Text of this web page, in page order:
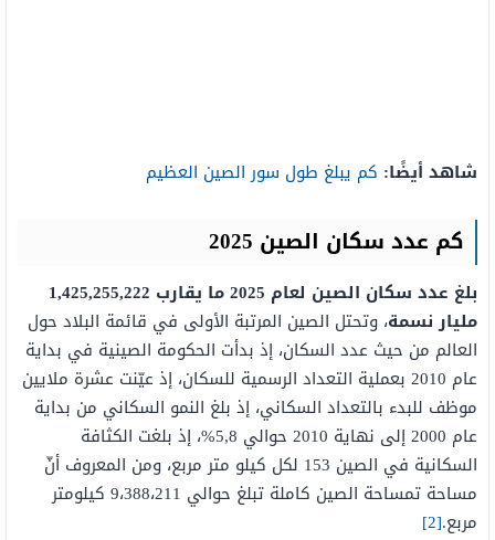
شاهد أيضًا: كم يبلغ طول سور الصين العظيم
كم عدد سكان الصين 2025
بلغ عدد سكان الصين لعام 2025 ما يقارب 1,425,255,222
مليار نسمة، وتحتل الصين المرتبة الأولى في قائمة البلاد حول
العالم من حيث عدد السكان، إذ بدأت الحكومة الصينية في بداية
عام 2010 بعملية التعداد الرسمية للسكان، إذ عيّنت عشرة ملايين
موظف للبدء بالتعداد السكاني، إذ بلغ النمو السكاني من بداية
عام 2000 إلى نهاية 2010 حوالي 5,8%،
إذ بلغت الكثافة
السكانية في الصين 153 لكل كيلو متر مربع، ومن المعروف أنّ
مساحة تمساحة الصين كاملة تبلغ حوالي 9،388،211 كيلومتر
مربع.[2]